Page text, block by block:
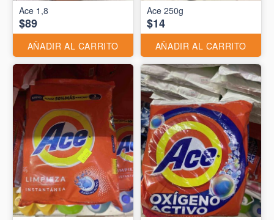
Ace 1,8
$89
AÑADIR AL CARRITO
Ace 250g
$14
AÑADIR AL CARRITO